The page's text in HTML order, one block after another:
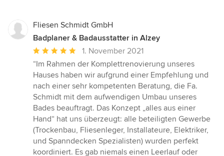
Fliesen Schmidt GmbH
Badplaner & Badausstatter in Alzey
Durchschnittliche
Bewertung:
5
von
5
Sternen
1. November 2021
“Im Rahmen der Komplettrenovierung unseres
Hauses haben wir aufgrund einer Empfehlung und
nach einer sehr kompetenten Beratung, die Fa.
Schmidt mit dem aufwendigen Umbau unseres
Bades beauftragt. Das Konzept „alles aus einer
Hand“ hat uns überzeugt: alle beteiligten Gewerbe
(Trockenbau, Fliesenleger, Installateure, Elektriker,
und Spanndecken Spezialisten) wurden perfekt
koordiniert. Es gab niemals einen Leerlauf oder